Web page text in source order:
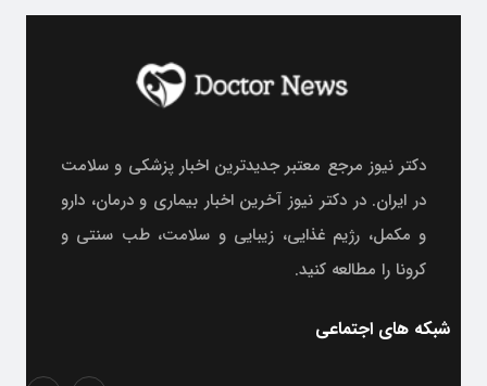
دکتر نیوز مرجع معتبر جدیدترین اخبار پزشکی و سلامت
در ایران. در دکتر نیوز آخرین اخبار بیماری و درمان، دارو
و مکمل، رژیم غذایی، زیبایی و سلامت، طب سنتی و
کرونا را مطالعه کنید.
شبکه های اجتماعی